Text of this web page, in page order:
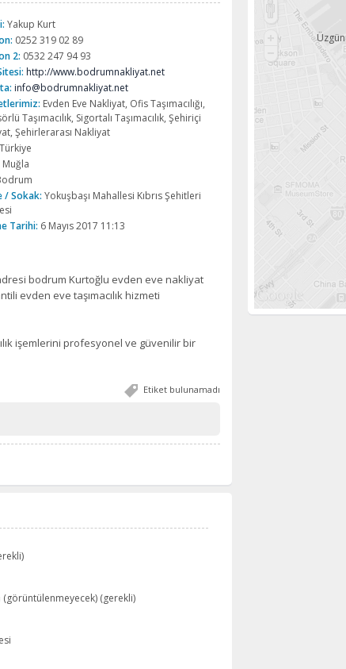
Yakup Kurt
0252 319 02 89
2: 0532 247 94 93
http://www.bodrumnakliyat.net
info@bodrumnakliyat.net
Evden Eve Nakliyat, Ofis Taşımacılığı,
Taşımacılık, Sigortalı Taşımacılık, Şehiriçi
Şehirlerarası Nakliyat
Türkiye
Muğla
/ Sokak: Yokuşbaşı Mahallesi Kıbrıs Şehitleri
Tarihi: 6 Mayıs 2017 11:13
bodrum Kurtoğlu evden eve nakliyat
evden eve taşımacılık hizmeti
işemlerini profesyonel ve güvenilir bir
Etiket bulunamadı
(görüntülenmeyecek) (gerekli)